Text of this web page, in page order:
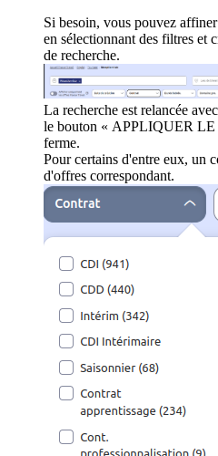
Si besoin, vous pouvez
en sélectionnant des filtres et
de recherche.
La recherche est relancée
le bouton « APPLIQUER
ferme.
Pour certains d'entre eux, un
d'offres correspondant.